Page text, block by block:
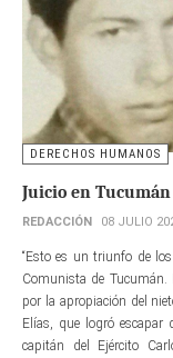
DERECHOS HUMANOS
Juicio en
REDACCIÓN 08 JULIO
“Esto es un triunfo de
Comunista de Tucumán.
por la apropiación del
Elías, que logró escapar
capitán del Ejército